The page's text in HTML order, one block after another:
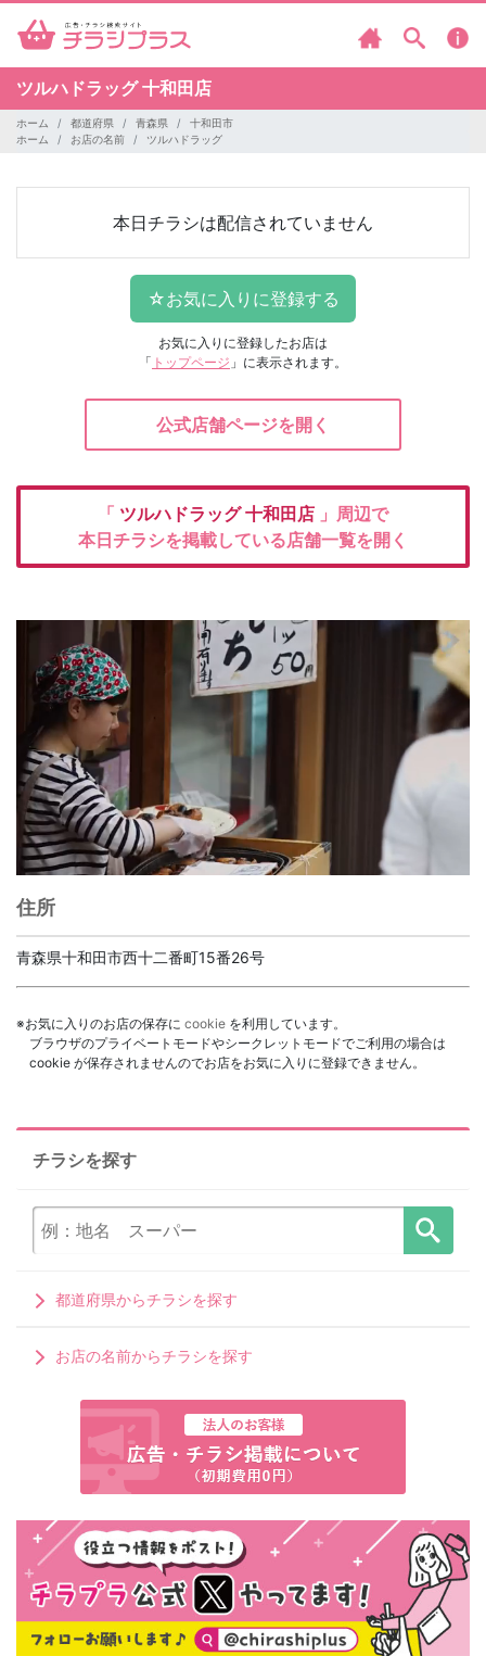
ツルハドラッグ十和田店
ホーム 都道府県 青森県
十和田市
ホーム
お店の名前 ツルハドラッグ
本日チラシは配信されていません
お気に入りに登録したお店は
「 トップページ 」に表示されます。
公式店舗ページを開く
「 ツルハドラッグ十和田店 」周辺で
本日チラシを掲載している店舗一覧を開く
住所
青森県十和田市西十二番町15番26号
※お気に入りのお店の保存に cookie を利用しています。
ブラウザのプライベートモードやシークレットモードでご利用の場合は
cookie が保存されませんのでお店をお気に入りに登録できません。
チラシを探す
都道府県からチラシを探す
お店の名前からチラシを探す